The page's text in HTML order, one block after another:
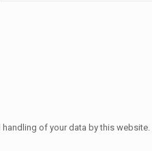
of your data by this website.